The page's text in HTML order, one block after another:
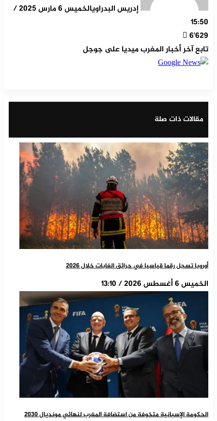
إدريس البدراوي
الخميس 6 مارس 2025 /
15:50
6٬629
تابع آخر أخبار المغرب ميديا على جوجل
مقالات ذات صلة
أوروبا تسجل رقما قياسيا في حرائق الغابات خلال 2026
الخميس 6 أغسطس 2026 / 13:10
الحكومة الإسبانية متخوفة من استضافة المغرب لنهائي مونديال 2030